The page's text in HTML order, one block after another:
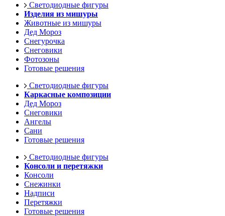
Светодиодные фигуры
Изделия из мишуры
Животные из мишуры
Дед Мороз
Снегурочка
Снеговики
Фотозоны
Готовые решения
Светодиодные фигуры
Каркасные композиции
Дед Мороз
Снеговики
Ангелы
Сани
Готовые решения
Светодиодные фигуры
Консоли и перетяжки
Консоли
Снежинки
Надписи
Перетяжки
Готовые решения